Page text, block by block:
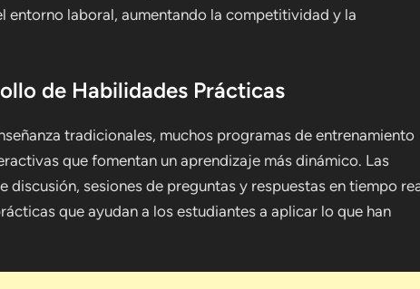
entorno laboral, aumentando la competitividad y la
de Habilidades Prácticas
tradicionales, muchos programas de entrenamiento
que fomentan un aprendizaje más dinámico. Las
discusión, sesiones de preguntas y respuestas en tiempo
que ayudan a los estudiantes a aplicar lo que han